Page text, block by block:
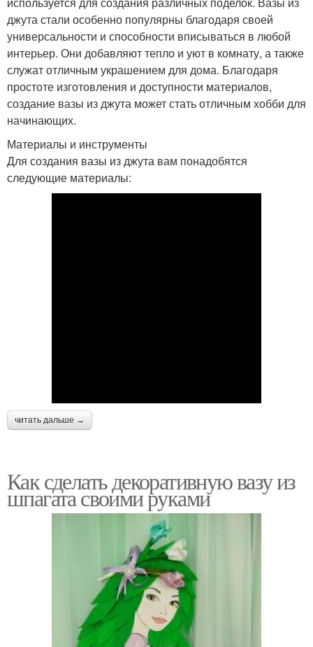
джута стали особенно популярны благодаря своей
универсальности и способности вписываться в любой
интерьер. Они добавляют тепло и уют в комнату, а также
служат отличным украшением для дома. Благодаря
простоте изготовления и доступности материалов,
создание вазы из джута может стать отличным хобби для
начинающих.
Материалы и инструменты
Для создания вазы из джута вам понадобятся
следующие материалы:
читать дальше →
Как сделать декоративную вазу из
шпагата своими руками